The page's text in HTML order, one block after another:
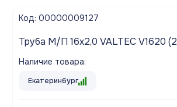
Код: 00000009127
Труба М/П 16х2,0 VALTEC
Наличие товара:
Екатеринбург